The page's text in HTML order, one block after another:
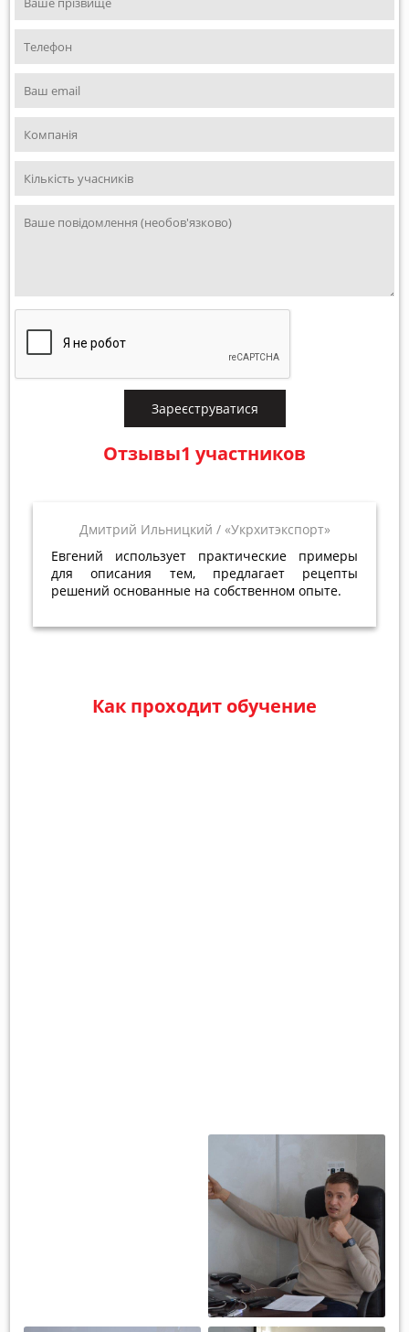
Зареєструватися
Отзывы1 участников
Дмитрий Ильницкий
«Укрхитэкспорт»
Евгений использует практические примеры
для описания тем, предлагает рецепты
решений основанные на собственном опыте.
Как проходит обучение